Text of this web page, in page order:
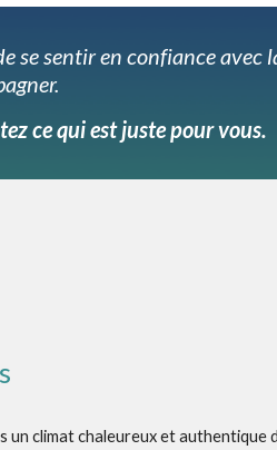
se sentir en confiance avec
ce qui est juste pour vous.
un climat chaleureux et authentique